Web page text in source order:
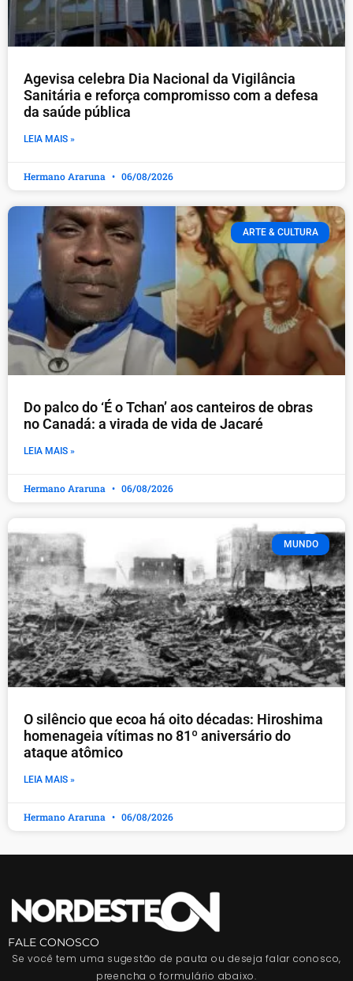
Agevisa celebra Dia Nacional da Vigilância
Sanitária e reforça compromisso com a defesa
da saúde pública
LEIA MAIS »
Hermano Araruna 06/08/2026
ARTE & CULTURA
Do palco do ‘É o Tchan’ aos canteiros de obras
no Canadá: a virada de vida de Jacaré
LEIA MAIS »
Hermano Araruna 06/08/2026
MUNDO
O silêncio que ecoa há oito décadas: Hiroshima
homenageia vítimas no 81º aniversário do
ataque atômico
LEIA MAIS »
Hermano Araruna 06/08/2026
FALE CONOSCO
Se você tem uma sugestão de pauta ou deseja falar conosco,
preencha o formulário abaixo.